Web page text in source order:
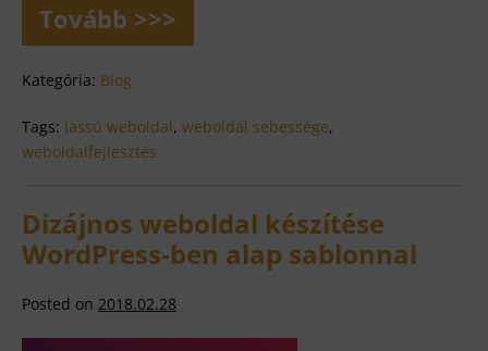
Tovább >>>
Mit
tehetsz,
ha
lassú
a
weboldalad?
Kategória: Blog
Tags: lassú weboldal, weboldal sebessége,
weboldalfejlesztés
Dizájnos weboldal készítése
WordPress-ben alap sablonnal
Posted on 2018.02.28